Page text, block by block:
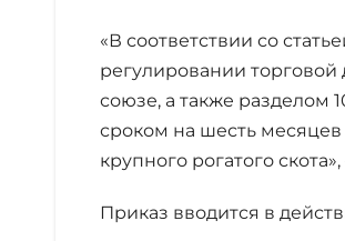
«В соответствии со
регулировании торговой
союзе, а также разделом
сроком на шесть
крупного рогатого
Приказ вводится в